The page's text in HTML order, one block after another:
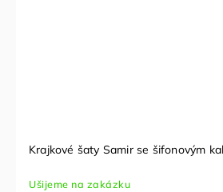
Krajkové šaty Samir se šifonovým
Ušijeme na zakázku